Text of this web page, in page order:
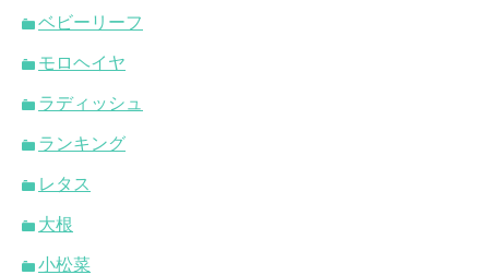
ベビーリーフ
モロヘイヤ
ラディッシュ
ランキング
レタス
大根
小松菜